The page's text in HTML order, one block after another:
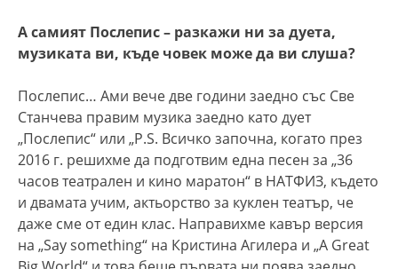
А самият Послепис – разкажи ни за дуета,
музиката ви, къде човек може да ви слуша?
Послепис… Ами вече две години заедно със Све
Станчева правим музика заедно като дует
„Послепис“ или „P.S. Всичко започна, когато през
2016 г. решихме да подготвим една песен за „36
часов театрален и кино маратон“ в НАТФИЗ, където
и двамата учим, актьорство за куклен театър, че
даже сме от един клас. Направихме кавър версия
на „Say something“ на Кристина Агилера и „A Great